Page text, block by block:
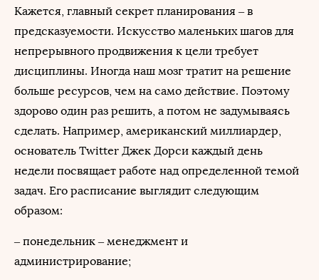
Кажется, главный секрет планирования – в
предсказуемости. Искусство маленьких шагов для
непрерывного продвижения к цели требует
дисциплины. Иногда наш мозг тратит на решение
больше ресурсов, чем на само действие. Поэтому
здорово один раз решить, а потом не задумываясь
сделать. Например, американский миллиардер,
основатель Twitter Джек Дорси каждый день
недели посвящает работе над определенной темой
задач. Его расписание выглядит следующим
образом:
– понедельник – менеджмент и
администрирование;